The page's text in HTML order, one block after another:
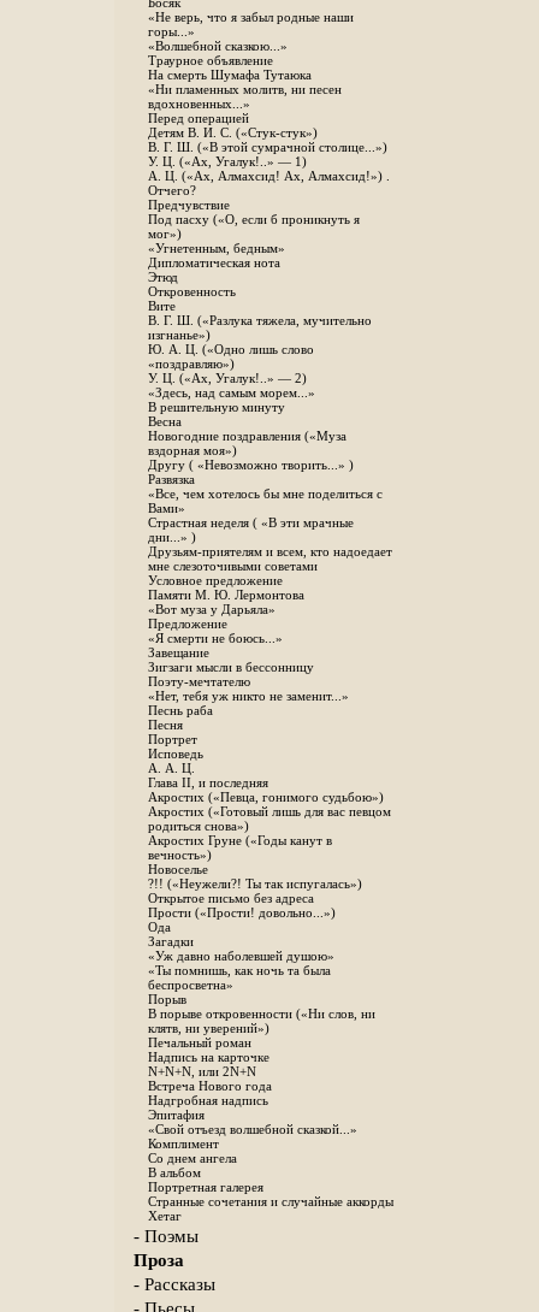
Босяк
«Не верь, что я забыл родные наши
горы...»
«Волшебной сказкою...»
Траурное объявление
На смерть Шумафа Тутаюка
«Ни пламенных молитв, ни песен
вдохновенных...»
Перед операцией
Детям В. И. С. («Стук-стук»)
В. Г. Ш. («В этой сумрачной столице...»)
У. Ц. («Ах, Угалук!..» — 1)
А. Ц. («Ах, Алмахсид! Ах, Алмахсид!») .
Отчего?
Предчувствие
Под пасху («О, если б проникнуть я
мог»)
«Угнетенным, бедным»
Дипломатическая нота
Этюд
Откровенность
Вите
B. Г. Ш. («Разлука тяжела, мучительно
изгнанье»)
Ю. А. Ц. («Одно лишь слово
«поздравляю»)
У. Ц. («Ах, Угалук!..» — 2)
«Здесь, над самым морем...»
В решительную минуту
Весна
Новогодние поздравления («Муза
вздорная моя»)
Другу ( «Невозможно творить...» )
Развязка
«Все, чем хотелось бы мне поделиться с
Вами»
Страстная неделя ( «В эти мрачные
дни...» )
Друзьям-приятелям и всем, кто надоедает
мне слезоточивыми советами
Условное предложение
Памяти М. Ю. Лермонтова
«Вот муза у Дарьяла»
Предложение
«Я смерти не боюсь...»
Завещание
Зигзаги мысли в бессонницу
Поэту-мечтателю
«Нет, тебя уж никто не заменит...»
Песнь раба
Песня
Портрет
Исповедь
А. А. Ц.
Глава II, и последняя
Акростих («Певца, гонимого судьбою»)
Акростих («Готовый лишь для вас певцом
родиться снова»)
Акростих Груне («Годы канут в
вечность»)
Новоселье
?!! («Неужели?! Ты так испугалась»)
Открытое письмо без адреса
Прости («Прости! довольно...»)
Ода
Загадки
«Уж давно наболевшей душою»
«Ты помнишь, как ночь та была
беспросветна»
Порыв
В порыве откровенности («Ни слов, ни
клятв, ни уверений»)
Печальный роман
Надпись на карточке
N+N+N, или 2N+N
Встреча Нового года
Надгробная надпись
Эпитафия
«Свой отъезд волшебной сказкой...»
Комплимент
Со днем ангела
В альбом
Портретная галерея
Странные сочетания и случайные аккорды
Хетаг
- Поэмы
Проза
- Рассказы